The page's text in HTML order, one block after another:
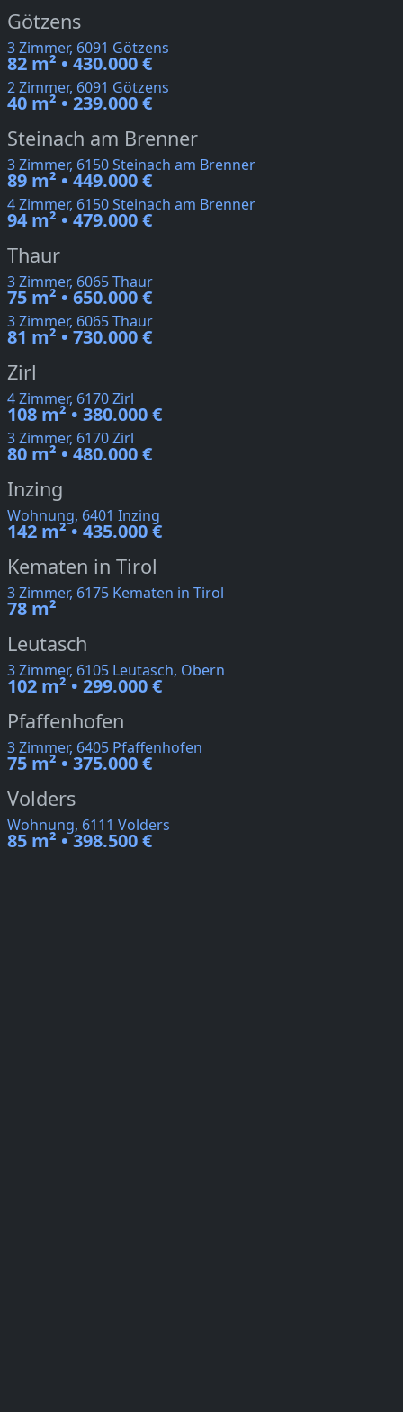
Götzens
3 Zimmer, 6091 Götzens
82 m² • 430.000 €
2 Zimmer, 6091 Götzens
40 m² • 239.000 €
Steinach am Brenner
3 Zimmer, 6150 Steinach am Brenner
89 m² • 449.000 €
4 Zimmer, 6150 Steinach am Brenner
94 m² • 479.000 €
Thaur
3 Zimmer, 6065 Thaur
75 m² • 650.000 €
3 Zimmer, 6065 Thaur
81 m² • 730.000 €
Zirl
4 Zimmer, 6170 Zirl
108 m² • 380.000 €
3 Zimmer, 6170 Zirl
80 m² • 480.000 €
Inzing
Wohnung, 6401 Inzing
142 m² • 435.000 €
Kematen in Tirol
3 Zimmer, 6175 Kematen in Tirol
78 m²
Leutasch
3 Zimmer, 6105 Leutasch, Obern
102 m² • 299.000 €
Pfaffenhofen
3 Zimmer, 6405 Pfaffenhofen
75 m² • 375.000 €
Volders
Wohnung, 6111 Volders
85 m² • 398.500 €